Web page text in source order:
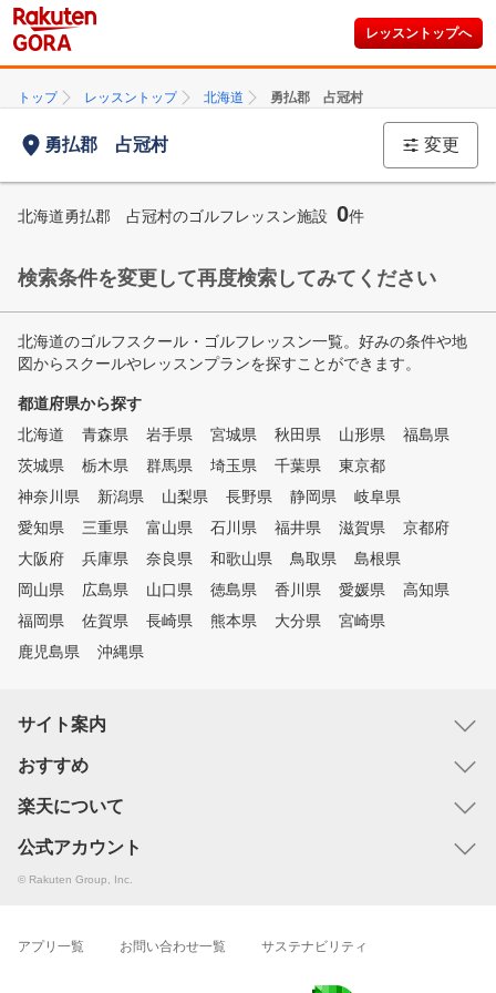
レッスントップへ
トップ レッスントップ 北海道 勇払郡 占冠村
勇払郡 占冠村 変更
北海道勇払郡 占冠村のゴルフレッスン施設 0件
検索条件を変更して再度検索してみてください
北海道のゴルフスクール・ゴルフレッスン一覧。好みの条件や地
図からスクールやレッスンプランを探すことができます。
都道府県から探す
北海道
青森県 岩手県 宮城県 秋田県 山形県
福島県
茨城県
栃木県 群馬県 埼玉県 千葉県
東京都
神奈川県
新潟県 山梨県 長野県 静岡県
岐阜県
愛知県
三重県 富山県 石川県 福井県 滋賀県
京都府
大阪府
兵庫県 奈良県 和歌山県 鳥取県
島根県
岡山県
広島県 山口県 徳島県 香川県 愛媛県
高知県
福岡県
佐賀県 長崎県 熊本県 大分県
宮崎県
鹿児島県
沖縄県
サイト案内
おすすめ
楽天について
公式アカウント
© Rakuten Group, Inc.
アプリ一覧 お問い合わせ一覧 サステナビリティ